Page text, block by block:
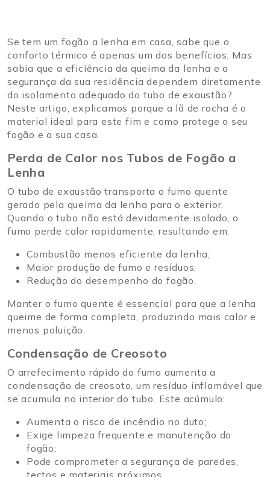
Se tem um fogão a lenha em casa, sabe que o
conforto térmico é apenas um dos benefícios. Mas
sabia que a eficiência da queima da lenha e a
segurança da sua residência dependem diretamente
do isolamento adequado do tubo de exaustão?
Neste artigo, explicamos porque a lã de rocha é o
material ideal para este fim e como protege o seu
fogão e a sua casa.
Perda de Calor nos Tubos de Fogão a
Lenha
O tubo de exaustão transporta o fumo quente
gerado pela queima da lenha para o exterior.
Quando o tubo não está devidamente isolado, o
fumo perde calor rapidamente, resultando em:
Combustão menos eficiente da lenha;
Maior produção de fumo e resíduos;
Redução do desempenho do fogão.
Manter o fumo quente é essencial para que a lenha
queime de forma completa, produzindo mais calor e
menos poluição.
Condensação de Creosoto
O arrefecimento rápido do fumo aumenta a
condensação de creosoto, um resíduo inflamável que
se acumula no interior do tubo. Este acúmulo:
Aumenta o risco de incêndio no duto;
Exige limpeza frequente e manutenção do
fogão;
Pode comprometer a segurança de paredes,
tectos e materiais próximos.